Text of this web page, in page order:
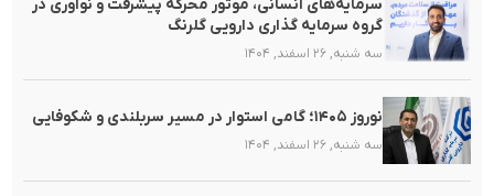
سرمایه‌های انسانی، موتور محرکه پیشرفت و نوآوری در
گروه سرمایه گذاری دارویی گلرنگ
سه شنبه, ۲۶ اسفند, ۱۴۰۴
نوروز ۱۴۰۵؛ گامی استوار در مسیر سربلندی و شکوفایی
سه شنبه, ۲۶ اسفند, ۱۴۰۴